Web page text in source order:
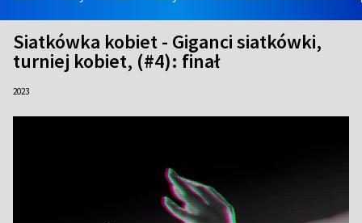
Siatkówka kobiet - Giganci siatkówki,
turniej kobiet, (#4): finał
2023